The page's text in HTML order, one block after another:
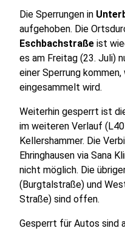
Die Sperrungen in
aufgehoben. Die
Eschbachstraße ist
es am Freitag (23. Juli)
einer Sperrung
eingesammelt wird.
Weiterhin gesperrt ist
im weiteren Verlauf
Kellershammer. Die
Ehringhausen via Sana
nicht möglich. Die
(Burgtalstraße) und
Straße) sind offen.
Gesperrt für Autos sind